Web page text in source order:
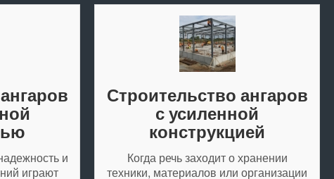
и
играют
Строительство ангаров
с усиленной
конструкцией
Когда речь заходит о хранении
техники, материалов или организации